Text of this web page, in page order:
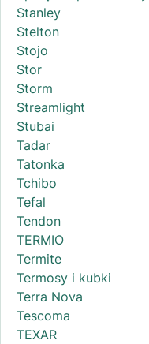
Stanley
Stelton
Stojo
Stor
Storm
Streamlight
Stubai
Tadar
Tatonka
Tchibo
Tefal
Tendon
TERMIO
Termite
Termosy i kubki
Terra Nova
Tescoma
TEXAR